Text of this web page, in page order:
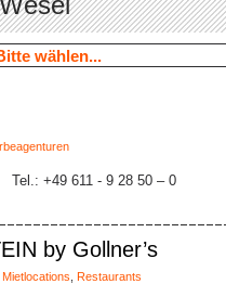
Tel.: +49 611 - 9 28 50 – 0
by Gollner’s
Mietlocations Restaurants